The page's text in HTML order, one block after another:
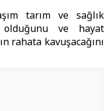
tarım ve sağlık
olduğunu ve hayat
rahata kavuşacağını